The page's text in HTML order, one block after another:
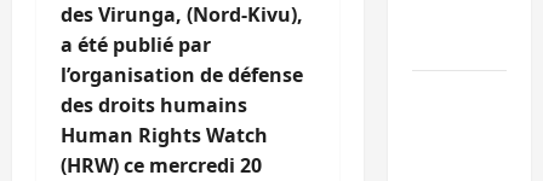
des Virunga, (Nord-Kivu),
a été publié par
l’organisation de défense
des droits humains
Human Rights Watch
(HRW) ce mercredi 20